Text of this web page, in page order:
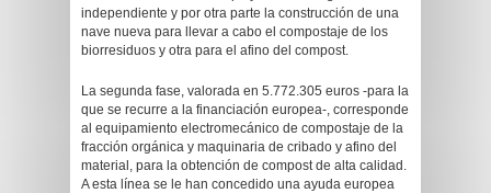
independiente y por otra parte la construcción de una
nave nueva para llevar a cabo el compostaje de los
biorresiduos y otra para el afino del compost.
La segunda fase, valorada en 5.772.305 euros -para la
que se recurre a la financiación europea-, corresponde
al equipamiento electromecánico de compostaje de la
fracción orgánica y maquinaria de cribado y afino del
material, para la obtención de compost de alta calidad.
A esta línea se le han concedido una ayuda europea